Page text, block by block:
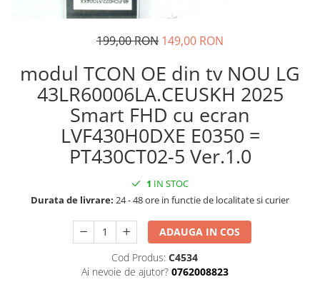
199,00 RON 149,00 RON
modul TCON OE din tv NOU LG
43LR60006LA.CEUSKH 2025
Smart FHD cu ecran
LVF430H0DXE E0350 =
PT430CT02-5 Ver.1.0
1 IN STOC
Durata de livrare: 24 - 48 ore in functie de localitate si curier
ADAUGA IN COS
Cod Produs: C4534
Ai nevoie de ajutor? 0762008823